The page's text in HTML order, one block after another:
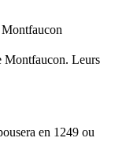
. Leurs
en 1249 ou